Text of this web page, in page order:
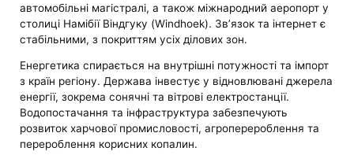
автомобільні магістралі, а також міжнародний аеропорт у
столиці Намібії Віндгуку (Windhoek). Зв’язок та інтернет є
стабільними, з покриттям усіх ділових зон.
Енергетика спирається на внутрішні потужності та імпорт
з країн регіону. Держава інвестує у відновлювані джерела
енергії, зокрема сонячні та вітрові електростанції.
Водопостачання та інфраструктура забезпечують
розвиток харчової промисловості, агроперероблення та
перероблення корисних копалин.